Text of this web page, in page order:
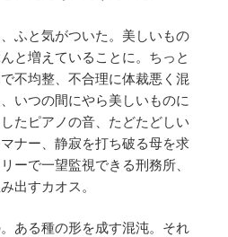
ふと気がついた。美しいもの
と増えていることに。ちっと
不均整、不合理に体裁悪く混
いつの間にやら美しいものに
たピアノの音、たどたどしい
ナー、静寂を打ち破る母を求
ーで一望監視できる刑務所、
出すカオス。
ある種の形を成す混沌。それ